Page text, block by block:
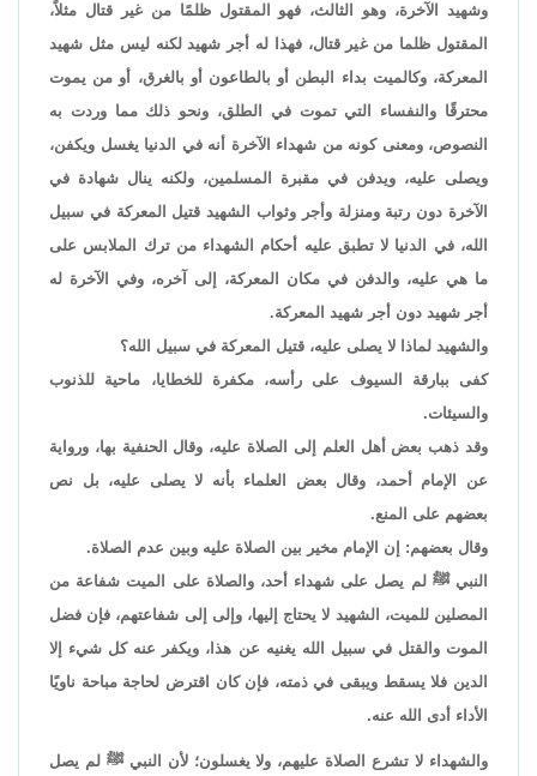
وشهيد الآخرة، وهو الثالث، فهو المقتول ظلمًا من غير قتال مثلاً،
المقتول ظلما من غير قتال، فهذا له أجر شهيد لكنه ليس مثل شهيد
المعركة، وكالميت بداء البطن أو بالطاعون أو بالغرق، أو من يموت
محترقًا والنفساء التي تموت في الطلق، ونحو ذلك مما وردت به
النصوص، ومعنى كونه من شهداء الآخرة أنه في الدنيا يغسل ويكفن،
ويصلى عليه، ويدفن في مقبرة المسلمين، ولكنه ينال شهادة في
الآخرة دون رتبة ومنزلة وأجر وثواب الشهيد قتيل المعركة في سبيل
الله، في الدنيا لا تطبق عليه أحكام الشهداء من ترك الملابس على
ما هي عليه، والدفن في مكان المعركة، إلى آخره، وفي الآخرة له
أجر شهيد دون أجر شهيد المعركة.
والشهيد لماذا لا يصلى عليه، قتيل المعركة في سبيل الله؟
كفى ببارقة السيوف على رأسه، مكفرة للخطايا، ماحية للذنوب
والسيئات.
وقد ذهب بعض أهل العلم إلى الصلاة عليه، وقال الحنفية بها، ورواية
عن الإمام أحمد، وقال بعض العلماء بأنه لا يصلى عليه، بل نص
بعضهم على المنع.
وقال بعضهم: إن الإمام مخير بين الصلاة عليه وبين عدم الصلاة.
النبي ﷺ لم يصل على شهداء أحد، والصلاة على الميت شفاعة من
المصلين للميت، الشهيد لا يحتاج إليها، وإلى إلى شفاعتهم، فإن فضل
الموت والقتل في سبيل الله يغنيه عن هذا، ويكفر عنه كل شيء إلا
الدين فلا يسقط ويبقى في ذمته، فإن كان اقترض لحاجة مباحة ناويًا
الأداء أدى الله عنه.
والشهداء لا تشرع الصلاة عليهم، ولا يغسلون؛ لأن النبي ﷺ لم يصل